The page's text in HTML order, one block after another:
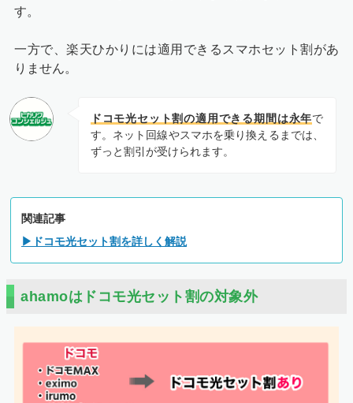
す。
一方で、楽天ひかりには適用できるスマホセット割があ
りません。
ドコモ光セット割の適用できる期間は永年で
す。ネット回線やスマホを乗り換えるまでは、
ずっと割引が受けられます。
関連記事
▶ドコモ光セット割を詳しく解説
ahamoはドコモ光セット割の対象外